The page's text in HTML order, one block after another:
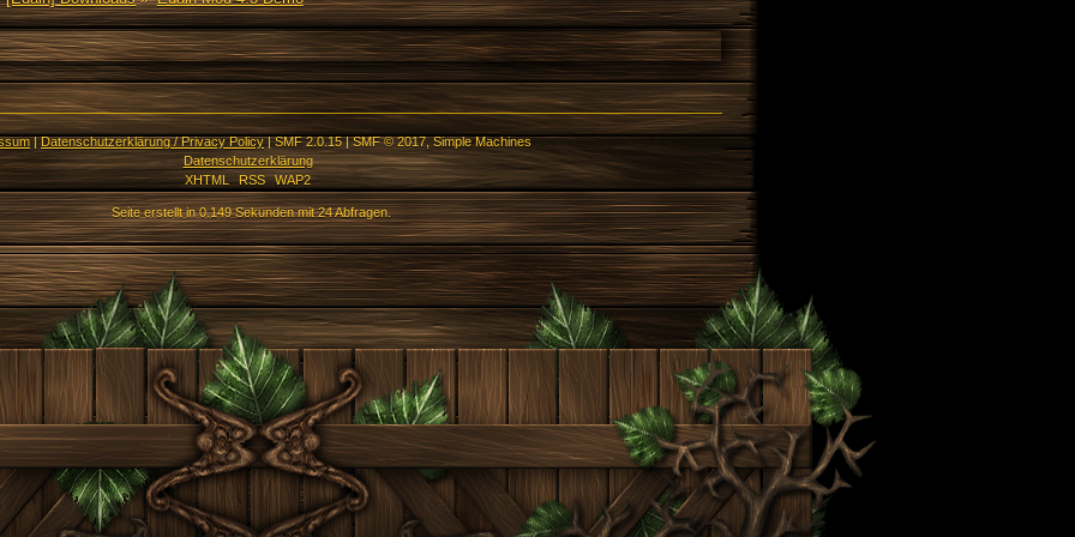
|Datenschutzerklärung / Privacy Policy|SMF 2.0.15|SMF © 2017,Simple Machines
Datenschutzerklärung
XHTML
RSS WAP2
Seite erstellt in 0.149 Sekunden mit 24 Abfragen.